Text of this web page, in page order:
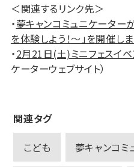
＜関連するリンク先＞
・夢キャンコミュニケーター
を体験しよう！～」を開催しま
・2月21日(土)ミニフェスイベ
ケーターウェブサイト）
関連タグ
こども 夢キャンコミ